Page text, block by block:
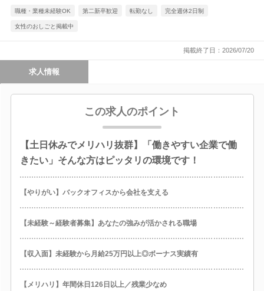
職種・業種未経験OK 第二新卒歓迎 転勤なし 完全週休2日制
女性のおしごと掲載中
掲載終了日：2026/07/20
求人情報
この求人のポイント
【土日休みでメリハリ抜群】「働きやすい企業で働
きたい」そんな方はピッタリの環境です！
【やりがい】バックオフィスから会社を支える
【未経験～経験者募集】あなたの強みが活かされる職場
【収入面】未経験から月給25万円以上◎ボーナス実績有
【メリハリ】年間休日126日以上／残業少なめ